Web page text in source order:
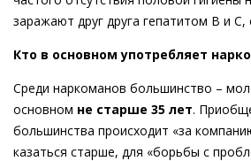
заражают друг друга гепатитом В и
Кто в основном употребляет
Среди наркоманов большинство –
основном не старше 35 лет.
большинства происходит «за
казаться старше, для «борьбы с